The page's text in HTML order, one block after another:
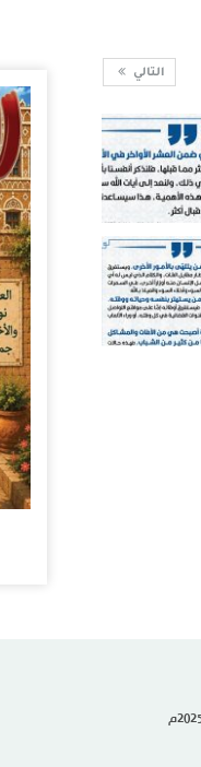
التالي